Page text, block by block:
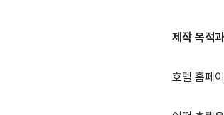
제작 목적
호텔 홈페